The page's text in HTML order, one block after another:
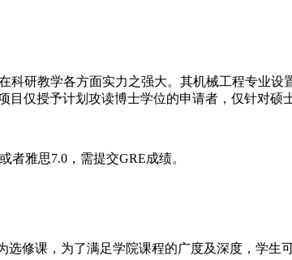
教学各方面实力之强大。其机械工程专业设置
目仅授予计划攻读博士学位的申请者，仅针对硕
雅思7.0，需提交GRE成绩。
课，为了满足学院课程的广度及深度，学生可